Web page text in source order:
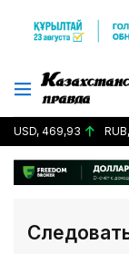
USD, 469,93